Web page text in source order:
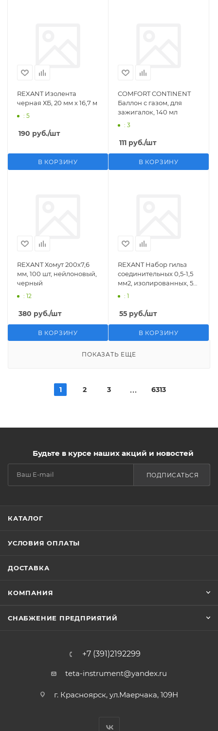
REXANT Изолента
черная ХБ, 20 мм х 16,7 м
: 5
190 руб./шт
В КОРЗИНУ
COMFORT CONTINENT
Баллон с газом, для
зажигалок, 140 мл
: 3
111 руб./шт
В КОРЗИНУ
REXANT Хомут 200х7,6
мм, 100 шт, нейлоновый,
черный
: 12
380 руб./шт
В КОРЗИНУ
REXANT Набор гильз
соединительных 0,5-1,5
мм2, изолированных, 5
: 1
55 руб./шт
В КОРЗИНУ
ПОКАЗАТЬ ЕЩЕ
1 2 3 6313
Будьте в курсе наших акций и новостей
ПОДПИСАТЬСЯ
КАТАЛОГ
УСЛОВИЯ ОПЛАТЫ
ДОСТАВКА
КОМПАНИЯ
СНАБЖЕНИЕ ПРЕДПРИЯТИЙ
+7 (391)2192299
teta-instrument@yandex.ru
г. Красноярск, ул.Маерчака, 109Н